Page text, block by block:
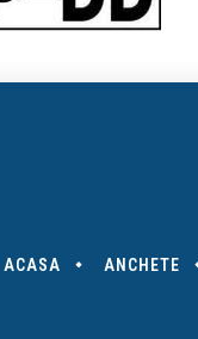
ACASA ANCHETE